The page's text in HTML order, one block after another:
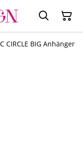
CIRCLE BIG Anhänger